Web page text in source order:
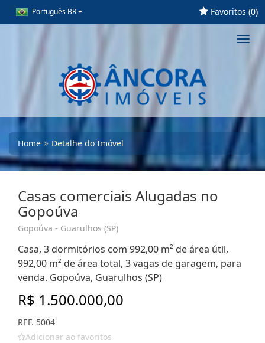
Português BR Favoritos (0)
Home Detalhe do Imóvel
Casas comerciais Alugadas no
Gopoúva
Gopoúva - Guarulhos (SP)
Casa, 3 dormitórios com 992,00 m² de área útil,
992,00 m² de área total, 3 vagas de garagem, para
venda. Gopoúva, Guarulhos (SP)
R$ 1.500.000,00
REF. 5004
Adicionar ao favoritos